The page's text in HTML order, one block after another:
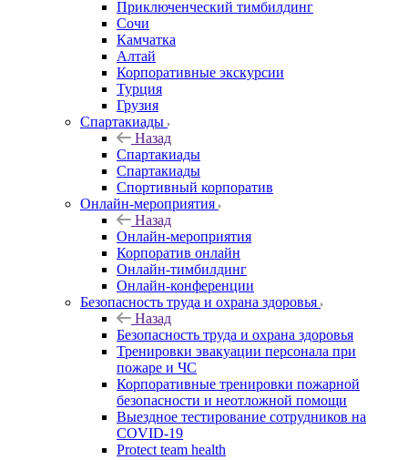
Приключенческий тимбилдинг
Сочи
Камчатка
Алтай
Корпоративные экскурсии
Турция
Грузия
Спартакиады
Назад
Спартакиады
Спартакиады
Спортивный корпоратив
Онлайн-мероприятия
Назад
Онлайн-мероприятия
Корпоратив онлайн
Онлайн-тимбилдинг
Онлайн-конференции
Безопасность труда и охрана здоровья
Назад
Безопасность труда и охрана здоровья
Тренировки эвакуации персонала при
пожаре и ЧС
Корпоративные тренировки пожарной
безопасности и неотложной помощи
Выездное тестирование сотрудников на
COVID-19
Protect team health